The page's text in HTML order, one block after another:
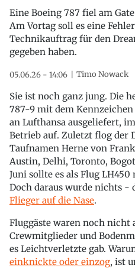
Eine Boeing 787 fiel am
Am Vortag soll es eine
Technikauftrag für den
gegeben haben.
05.06.26 - 14:06 Timo Nowack
Sie ist noch ganz jung. Die
787-9 mit dem
an Lufthansa ausgeliefert,
Betrieb auf. Zuletzt flog der
Taufnamen Herne von
Austin, Delhi, Toronto,
Juni sollte es als Flug LH450
Doch daraus wurde nichts -
Flieger auf die Nase.
Fluggäste waren noch nicht
Crewmitglieder und
es Leichtverletzte gab.
einknickte oder einzog, ist